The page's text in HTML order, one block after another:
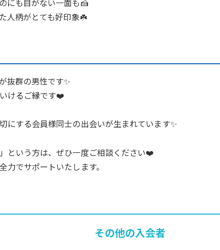
にも目がない一面も🍰
人柄がとても好印象☘️
抜群の男性です✨
けるご縁です❤️
にする会員様同士の出会いが生まれています✨
という方は、ぜひ一度ご相談ください❤️
力でサポートいたします。
その他の入会者